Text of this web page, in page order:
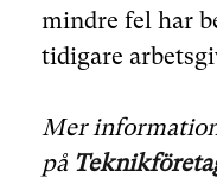
mindre fel har
tidigare
Mer
på